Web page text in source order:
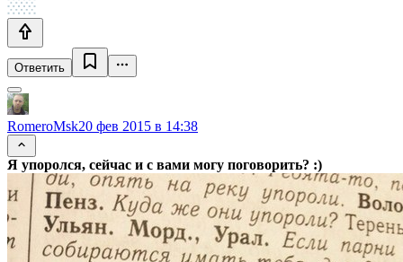
Ответить
RomeroMsk20 фев 2015 в 14:38
Я упоролся, сейчас и с вами могу поговорить? :)